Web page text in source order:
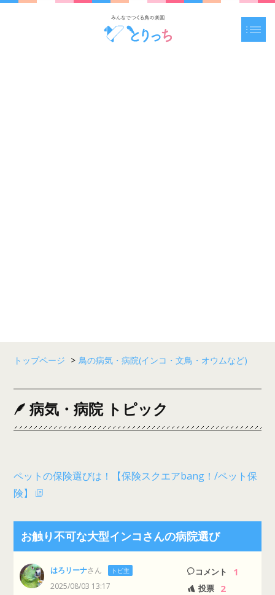
トップページ > 鳥の病気・病院(インコ・文鳥・オウムなど)
病気・病院 トピック
ペットの保険選びは！【保険スクエアbang！/ペット保
険】
お触り不可な大型インコさんの病院選び
はろリーナさん トピ主
2025/08/03 13:17
コメント 1
投票 2